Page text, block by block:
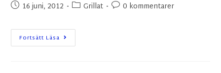
16 juni, 2012 Grillat 0 kommentarer
Fortsätt Läsa